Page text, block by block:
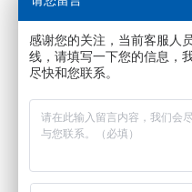
感谢您的关注，当前客服人
线，请填写一下您的信息，
尽快和您联系。